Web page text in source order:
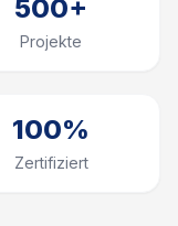
500+
Projekte
100%
Zertifiziert